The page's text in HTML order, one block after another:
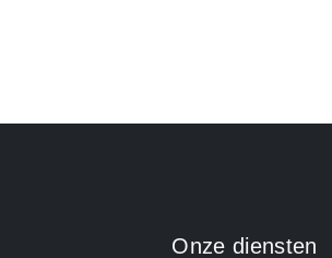
Onze diensten